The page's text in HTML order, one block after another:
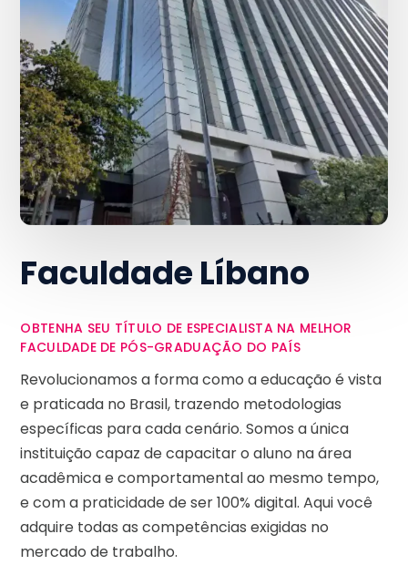
Faculdade Líbano
OBTENHA SEU TÍTULO DE ESPECIALISTA NA MELHOR
FACULDADE DE PÓS-GRADUAÇÃO DO PAÍS
Revolucionamos a forma como a educação é vista
e praticada no Brasil, trazendo metodologias
específicas para cada cenário. Somos a única
instituição capaz de capacitar o aluno na área
acadêmica e comportamental ao mesmo tempo,
e com a praticidade de ser 100% digital. Aqui você
adquire todas as competências exigidas no
mercado de trabalho.